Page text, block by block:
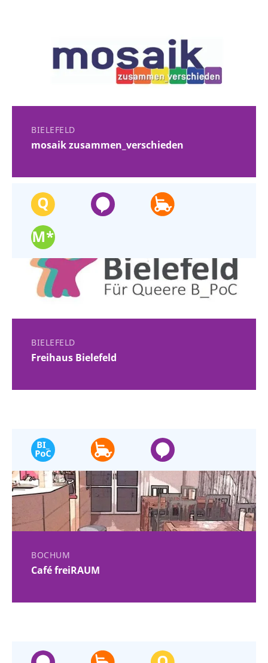
BIELEFELD
mosaik zusammen_verschieden
BIELEFELD
Freihaus Bielefeld
BOCHUM
Café freiRAUM